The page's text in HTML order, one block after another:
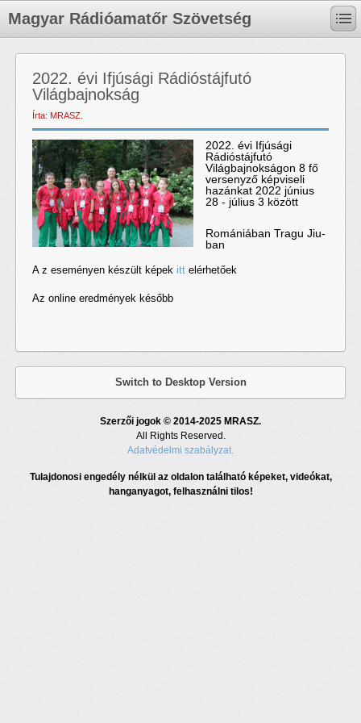
Magyar Rádióamatőr Szövetség
2022. évi Ifjúsági Rádióstájfutó
Világbajnokság
Írta: MRASZ.
2022. évi Ifjúsági
Rádióstájfutó
Világbajnokságon 8 fő
versenyző képviseli
hazánkat 2022 június
28 - július 3 között
Romániában Tragu Jiu-
ban
A z eseményen készült képek itt elérhetőek
Az online eredmények később
Switch to Desktop Version
Szerzői jogok © 2014-2025 MRASZ.
All Rights Reserved.
Adatvédelmi szabályzat.
Tulajdonosi engedély nélkül az oldalon található képeket, videókat,
hanganyagot, felhasználni tilos!